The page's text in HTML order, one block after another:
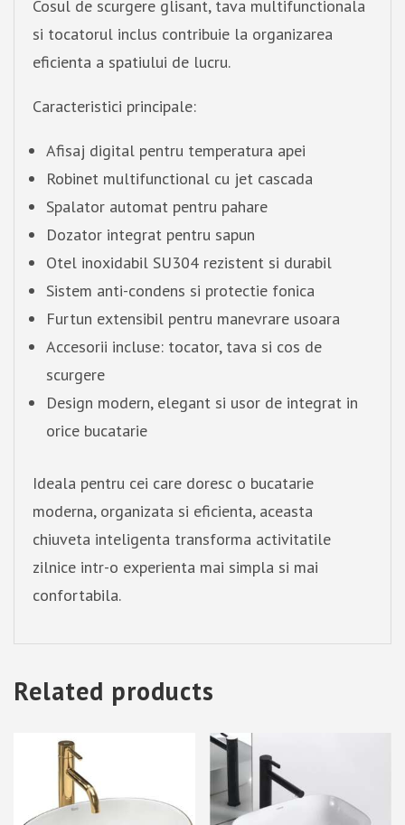
Cosul de scurgere glisant, tava multifunctionala
si tocatorul inclus contribuie la organizarea
eficienta a spatiului de lucru.
Caracteristici principale:
Afisaj digital pentru temperatura apei
Robinet multifunctional cu jet cascada
Spalator automat pentru pahare
Dozator integrat pentru sapun
Otel inoxidabil SU304 rezistent si durabil
Sistem anti-condens si protectie fonica
Furtun extensibil pentru manevrare usoara
Accesorii incluse: tocator, tava si cos de
scurgere
Design modern, elegant si usor de integrat in
orice bucatarie
Ideala pentru cei care doresc o bucatarie
moderna, organizata si eficienta, aceasta
chiuveta inteligenta transforma activitatile
zilnice intr-o experienta mai simpla si mai
confortabila.
Related products